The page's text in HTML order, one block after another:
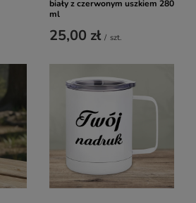
biały z czerwonym uszkiem 280
ml
25,00 zł / szt.